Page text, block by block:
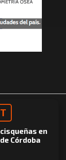
en
Córdoba